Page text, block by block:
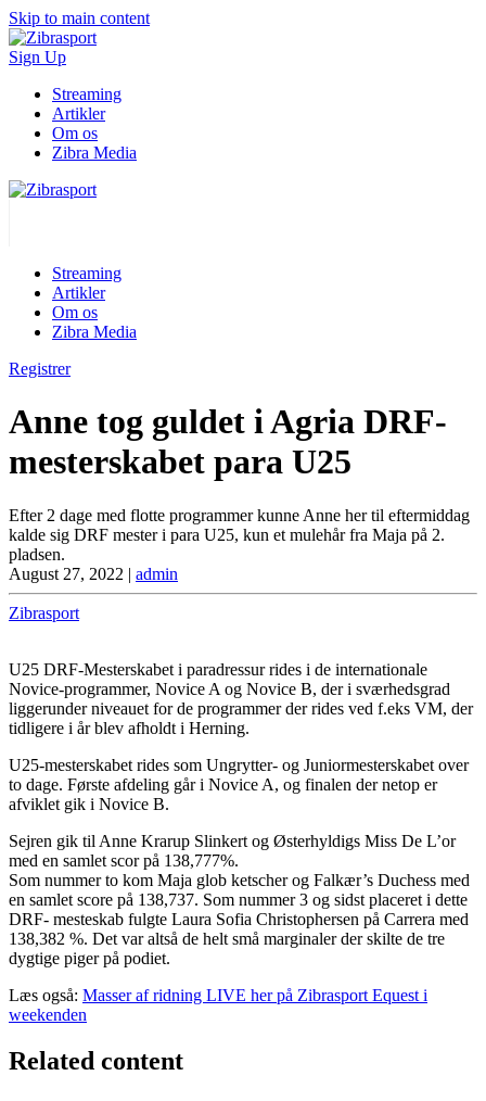
Skip to main content
Sign Up
Streaming
Artikler
Om os
Zibra Media
Streaming
Artikler
Om os
Zibra Media
Registrer
Anne tog guldet i Agria DRF-
mesterskabet para U25
Efter 2 dage med flotte programmer kunne Anne her til eftermiddag
kalde sig DRF mester i para U25, kun et mulehår fra Maja på 2.
pladsen.
August 27, 2022 | admin
Zibrasport
U25 DRF-Mesterskabet i paradressur rides i de internationale
Novice-programmer, Novice A og Novice B, der i sværhedsgrad
liggerunder niveauet for de programmer der rides ved f.eks VM, der
tidligere i år blev afholdt i Herning.
U25-mesterskabet rides som Ungrytter- og Juniormesterskabet over
to dage. Første afdeling går i Novice A, og finalen der netop er
afviklet gik i Novice B.
Sejren gik til Anne Krarup Slinkert og Østerhyldigs Miss De L’or
med en samlet scor på 138,777%.
Som nummer to kom Maja glob ketscher og Falkær’s Duchess med
en samlet score på 138,737. Som nummer 3 og sidst placeret i dette
DRF- mesteskab fulgte Laura Sofia Christophersen på Carrera med
138,382 %. Det var altså de helt små marginaler der skilte de tre
dygtige piger på podiet.
Læs også: Masser af ridning LIVE her på Zibrasport Equest i
weekenden
Related content